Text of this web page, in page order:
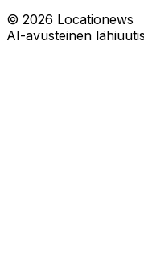
© 2026 Locationews
AI-avusteinen